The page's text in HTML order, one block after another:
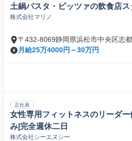
土鍋パスタ・ピッツァの飲食店ス
株式会社マリノ
〒432-8069静岡県浜松市中央区志
月給25万4000円～30万円
正社員
女性専用フィットネスのリーダ
み|完全週休二日
株式会社シーエヌシー